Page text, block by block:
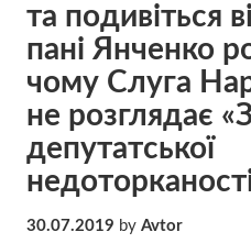
та подивіться
пані Янченко
чому Слуга
не розглядає
депутатської
30.07.2019 by Avtor